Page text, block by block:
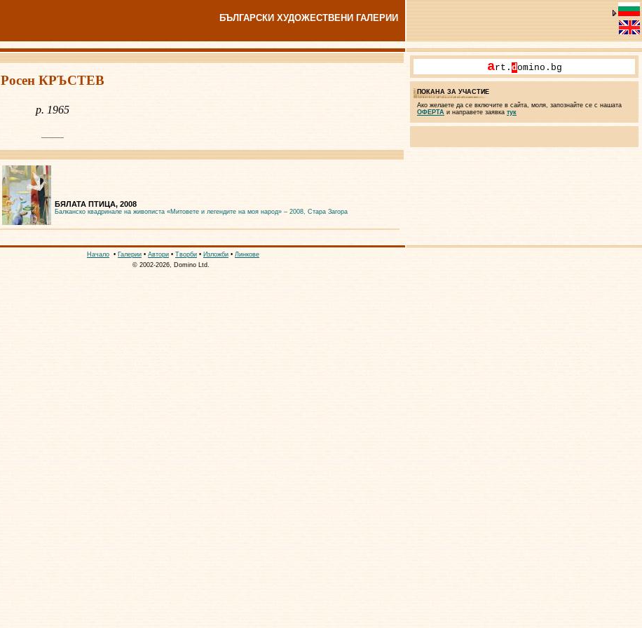
БЪЛГАРСКИ ХУДОЖЕСТВЕНИ ГАЛЕРИИ
Росен КРЪСТЕВ
р. 1965
БЯЛАТА ПТИЦА, 2008
Балканско квадринале на живописта «Митовете и легендите на моя народ» – 2008, Стара Загора
art. domino.bg
ПОКАНА ЗА УЧАСТИЕ
Ако желаете да се включите в сайта, моля, запознайте се с нашата
ОФЕРТА и направете заявка тук
Начало • Галерии • Автори • Творби • Изложби • Линкове
© 2002-2026, Domino Ltd.